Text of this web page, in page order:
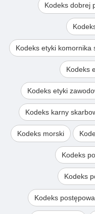
Kodeks dobrej
Kodeks etyki komornika
Kodeks
Kodeks etyki
Kodeks karny
Kodeks morski
Kodeks
Kodeks
Kodeks